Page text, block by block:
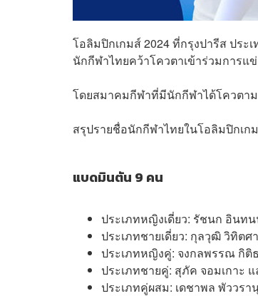
โอลิมปิกเกมส์ 2024 ที่กรุงปารีส ประ
นักกีฬาไทยคว้าโควตาเข้าร่วมการ
โดยสมาคมกีฬาที่มีนักกีฬาได้โควตา
สรุปรายชื่อนักกีฬาไทยในโอลิมปิกเก
แบดมินตัน 9 คน
ประเภทหญิงเดี่ยว: รัชนก อินท
ประเภทชายเดี่ยว: กุลวุฒิ วิทิตศ
ประเภทหญิงคู่: จงกลพรรณ กิติ
ประเภทชายคู่: สุภัค จอมเกาะ
ประเภทคู่ผสม: เดชาพล พัววร